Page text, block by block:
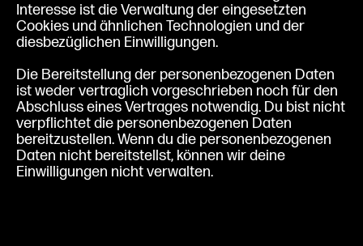
Interesse ist die Verwaltung der eingesetzten
Cookies und ähnlichen Technologien und der
diesbezüglichen Einwilligungen.
Die Bereitstellung der personenbezogenen Daten
ist weder vertraglich vorgeschrieben noch für den
Abschluss eines Vertrages notwendig. Du bist nicht
verpflichtet die personenbezogenen Daten
bereitzustellen. Wenn du die personenbezogenen
Daten nicht bereitstellst, können wir deine
Einwilligungen nicht verwalten.